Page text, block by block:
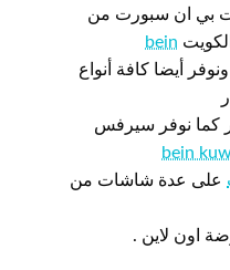
بي ان سبورت من
bein
أيضا كافة أنواع
كما نوفر سيرفس
bein
على عدة شاشات من
اون لاين .